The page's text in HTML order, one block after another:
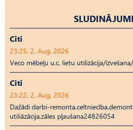
SLUDINĀJUMI
Citi
23:25, 2. Aug, 2026
Veco mēbeļu u.c. lietu utilizācija/
Citi
23:22, 2. Aug, 2026
Dažādi darbi-
utiliāzācija,zāles pļaušana24826054